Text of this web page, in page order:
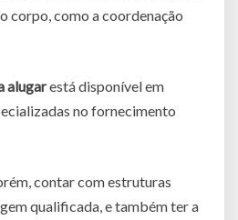
corpo, como a coordenação
alugarestá disponível em
no fornecimento
contar com estruturas
qualificada, e também ter a